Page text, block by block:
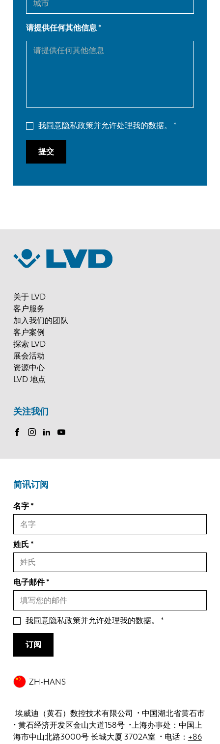
请提供任何其他信息
我同意隐私政策并允许处理我的数据。
提交
关于 LVD
客户服务
加入我们的团队
客户案例
探索 LVD
展会活动
资源中心
LVD 地点
关注我们
ZH-HANS
埃威迪（黄石）数控技术有限公司 • 中国湖北省黄石市
• 黄石经济开发区金山大道158号 •上海办事处：中国上
海市中山北路3000号 长城大厦 3702A室 • 电话： +86
简讯订阅
名字
姓氏
电子邮件
我同意隐私政策并允许处理我的数据。
订阅